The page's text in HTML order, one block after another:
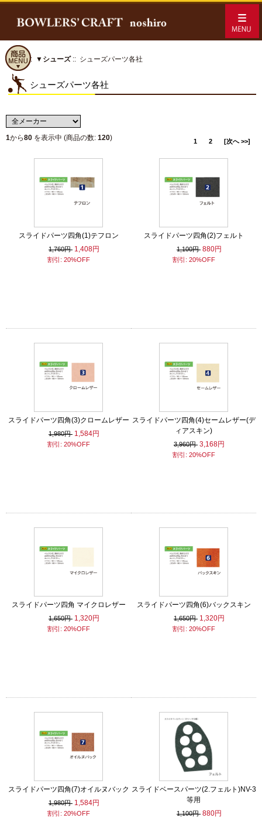
ホーム:: ▼シューズ:: シューズパーツ各社
シューズパーツ各社
1 2 [次へ >>]
1から80 を表示中 (商品の数: 120)
スライドパーツ四角(1)テフロン
1,760円 1,408円
割引: 20%OFF
スライドパーツ四角(2)フェルト
1,100円 880円
割引: 20%OFF
スライドパーツ四角(3)クロームレザー
1,980円 1,584円
割引: 20%OFF
スライドパーツ四角(4)セームレザー(デ
ィアスキン)
3,960円 3,168円
割引: 20%OFF
スライドパーツ四角 マイクロレザー
1,650円 1,320円
割引: 20%OFF
スライドパーツ四角(6)バックスキン
1,650円 1,320円
割引: 20%OFF
スライドパーツ四角(7)オイルヌバック
1,980円 1,584円
割引: 20%OFF
スライドベースパーツ(2.フェルト)NV-3
等用
1,100円 880円